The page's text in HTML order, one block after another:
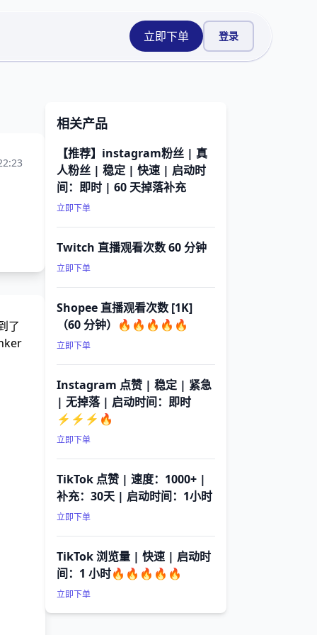
立即下单 登录
了
相关产品
【推荐】instagram粉丝 | 真
人粉丝 | 稳定 | 快速 | 启动时
间：即时 | 60 天掉落补充
立即下单
Twitch 直播观看次数 60 分钟
立即下单
Shopee 直播观看次数 [1K]
（60 分钟）🔥🔥🔥🔥🔥
立即下单
Instagram 点赞 | 稳定 | 紧急
| 无掉落 | 启动时间：即时
⚡⚡⚡🔥
立即下单
TikTok 点赞 | 速度：1000+ |
补充：30天 | 启动时间：1小时
立即下单
TikTok 浏览量 | 快速 | 启动时
间：1 小时🔥🔥🔥🔥🔥
立即下单